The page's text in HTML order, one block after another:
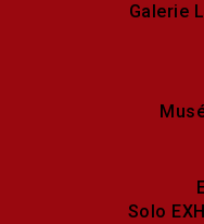
Galerie
Solo